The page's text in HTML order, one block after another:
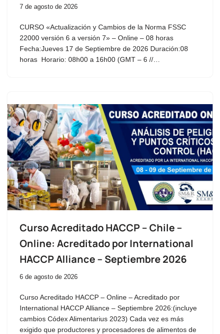
7 de agosto de 2026
CURSO «Actualización y Cambios de la Norma FSSC
22000 versión 6 a versión 7» – Online – 08 horas
Fecha:Jueves 17 de Septiembre de 2026 Duración:08
horas Horario: 08h00 a 16h00 (GMT – 6 //…
Curso Acreditado HACCP – Chile –
Online: Acreditado por International
HACCP Alliance – Septiembre 2026
6 de agosto de 2026
Curso Acreditado HACCP – Online – Acreditado por
International HACCP Alliance – Septiembre 2026:(incluye
cambios Códex Alimentarius 2023) Cada vez es más
exigido que productores y procesadores de alimentos de